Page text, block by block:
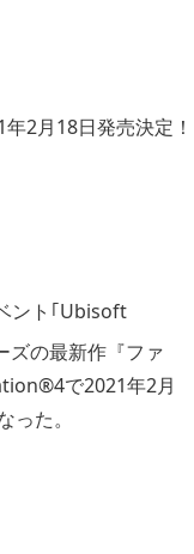
ント｢Ubisoft
ズの最新作『ファ
で2021年2月
た。